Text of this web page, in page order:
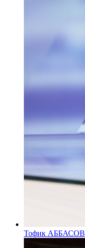
Тофик АББАСОВ